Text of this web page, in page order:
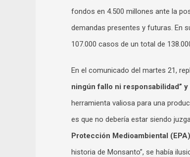
fondos en 4.500 millones ante la
demandas presentes y futuras. En
107.000 casos de un total de
En el comunicado del martes 21,
ningún fallo ni responsabilidad”
herramienta valiosa para una
es que no debería estar siendo
Protección Medioambiental
historia de Monsanto”, se había